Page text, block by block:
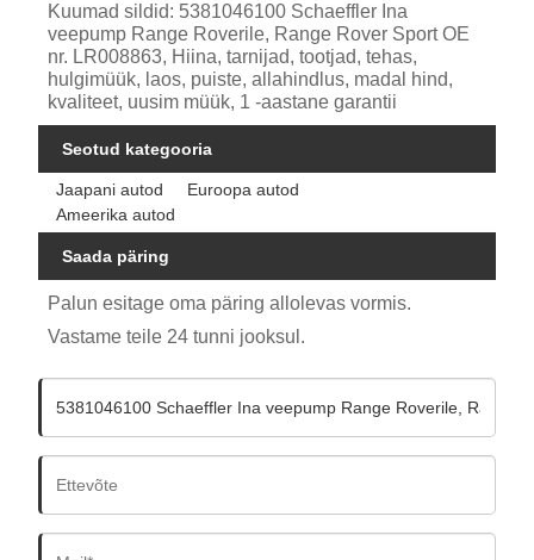
Kuumad sildid: 5381046100 Schaeffler Ina
veepump Range Roverile, Range Rover Sport OE
nr. LR008863, Hiina, tarnijad, tootjad, tehas,
hulgimüük, laos, puiste, allahindlus, madal hind,
kvaliteet, uusim müük, 1 -aastane garantii
Seotud kategooria
Jaapani autod
Euroopa autod
Ameerika autod
Saada päring
Palun esitage oma päring allolevas vormis.
Vastame teile 24 tunni jooksul.